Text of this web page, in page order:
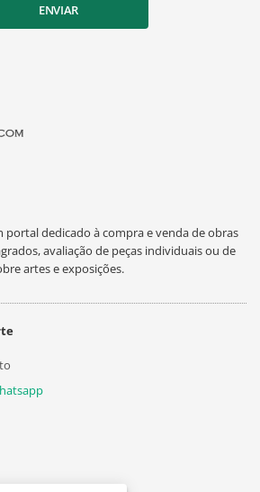
ENVIAR
portal dedicado à compra e venda de obras
avaliação de peças individuais ou de
artes e exposições.